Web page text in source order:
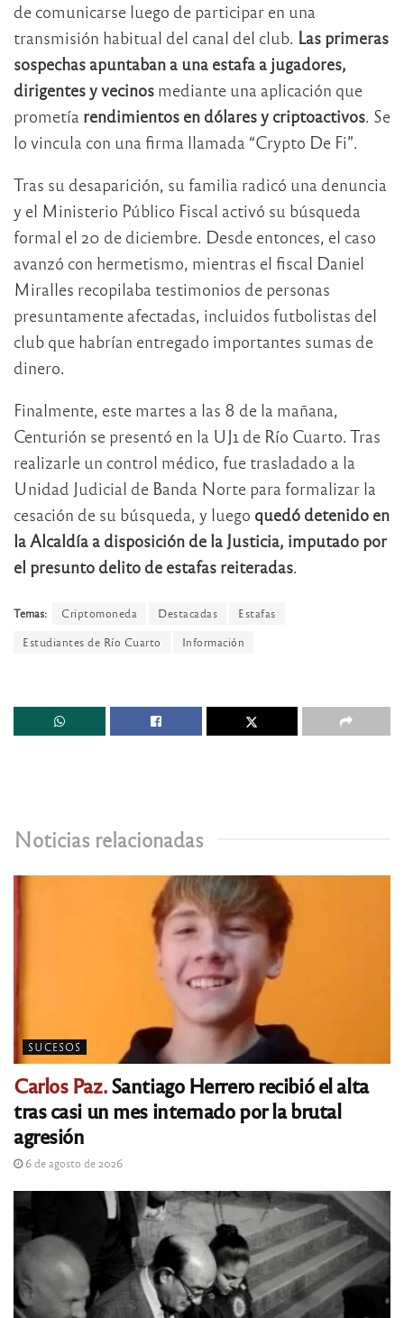
de comunicarse luego de participar en una
transmisión habitual del canal del club. Las primeras
sospechas apuntaban a una estafa a jugadores,
dirigentes y vecinos mediante una aplicación que
prometía rendimientos en dólares y criptoactivos. Se
lo vincula con una firma llamada “Crypto De Fi”.
Tras su desaparición, su familia radicó una denuncia
y el Ministerio Público Fiscal activó su búsqueda
formal el 20 de diciembre. Desde entonces, el caso
avanzó con hermetismo, mientras el fiscal Daniel
Miralles recopilaba testimonios de personas
presuntamente afectadas, incluidos futbolistas del
club que habrían entregado importantes sumas de
dinero.
Finalmente, este martes a las 8 de la mañana,
Centurión se presentó en la UJ1 de Río Cuarto. Tras
realizarle un control médico, fue trasladado a la
Unidad Judicial de Banda Norte para formalizar la
cesación de su búsqueda, y luego quedó detenido en
la Alcaldía a disposición de la Justicia, imputado por
el presunto delito de estafas reiteradas.
Temas: Criptomoneda Destacadas
Estafas
Estudiantes de Río Cuarto
Información
Noticias relacionadas
SUCESOS
Carlos Paz.Santiago Herrero recibió el alta
tras casi un mes internado por la brutal
agresión
6 de agosto de 2026